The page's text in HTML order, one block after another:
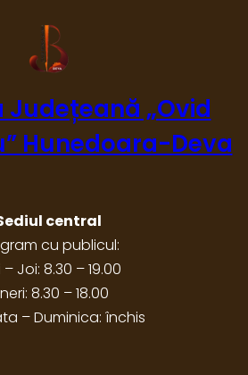
Județeană „Ovid
Hunedoara-Deva
central
cu publicul:
– Joi: 8.30 – 19.00
8.30 – 18.00
– Duminica: închis